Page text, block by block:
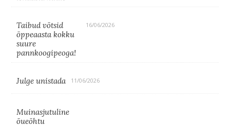
Taibud võtsid
õppeaasta kokku
suure
pannkoogipeoga!
16/06/2026
Julge unistada 11/06/2026
Muinasjutuline
õueõhtu